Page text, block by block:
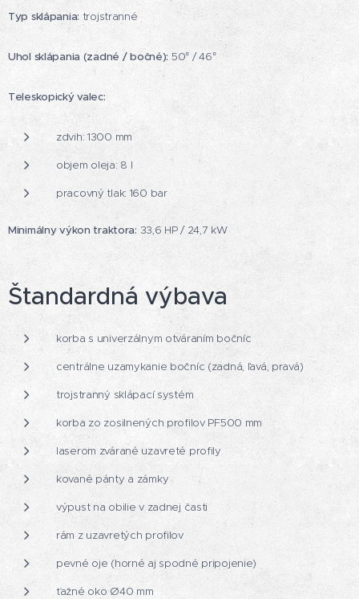
Typ sklápania:trojstranné
Uhol sklápania (zadné / bočné): 50° / 46°
Teleskopický valec:
zdvih: 1300 mm
objem oleja: 8 l
pracovný tlak: 160 bar
Minimálny výkon traktora: 33,6 HP / 24,7 kW
Štandardná výbava
korba s univerzálnym otváraním bočníc
centrálne uzamykanie bočníc (zadná, ľavá, pravá)
trojstranný sklápací systém
korba zo zosilnených profilov PF500 mm
laserom zvárané uzavreté profily
kované pánty a zámky
výpust na obilie v zadnej časti
rám z uzavretých profilov
pevné oje (horné aj spodné pripojenie)
ťažné oko Ø40 mm